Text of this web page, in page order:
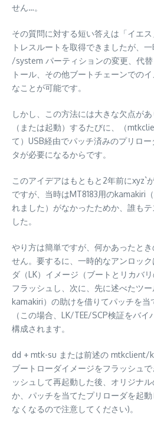
せん…。
その質問に対する短い答えは「イエ
トレスルートを取得できましたが、
/system パーティションの変更、代
トール、その他ブートチェーンでの
なことが可能です。
しかし、この方法には大きな欠点が
（または起動）するたびに、（
て）USB経由でパッチ済みのプリロ
タが必要になるからです。
このアイデアはもともと2年前にxyz`
ですが、当時はMT8183用のkamakiri
れました）がなかったためか、誰も
した。
やり方は簡単ですが、何かあったと
せん。要するに、一時的なアンロッ
ダ（LK）イメージ（ブートとリカバ
フラッシュし、次に、先に述べたツ
kamakiri）の助けを借りてパッチを当
（この場合、LK/TEE/SCP検証をバ
構成されます。
dd + mtk-su または前述の mtkclient/
ブートローダイメージをフラッシュ
ッシュして再起動した後、オリジナ
か、パッチを当てたプリローダを起
なくなるので注意してください)。